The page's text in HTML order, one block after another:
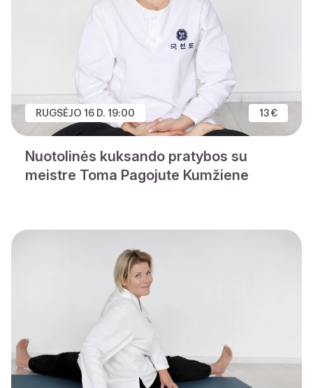
RUGSĖJO 16 D. 19:00 13 €
Nuotolinės kuksando pratybos su
meistre Toma Pagojute Kumžiene